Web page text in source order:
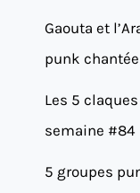
Gaouta et
punk
Les 5
semaine #84
5 groupes